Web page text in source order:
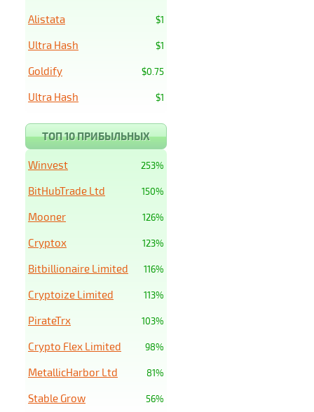
$1
Alistata
$1
Ultra Hash
$0.75
Goldify
$1
Ultra Hash
ТОП 10 ПРИБЫЛЬНЫХ
253%
Winvest
150%
BitHubTrade Ltd
126%
Mooner
123%
Cryptox
116%
Bitbillionaire Limited
113%
Cryptoize Limited
103%
PirateTrx
98%
Crypto Flex Limited
81%
MetallicHarbor Ltd
56%
Stable Grow